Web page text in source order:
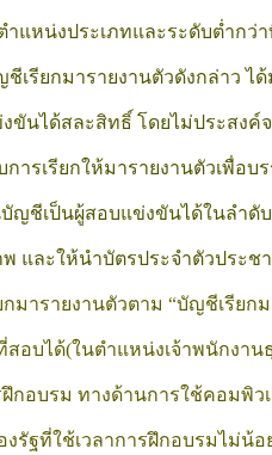
แหน่งประเภทและระดับต่ำกว่
เรียกมารายงานตัวดังกล่าว
ขันได้สละสิทธิ์ โดยไม่ประสง
ารเรียกให้มารายงานตัวเพื่อ
ญชีเป็นผู้สอบแข่งขันได้ในลำ
และให้นำบัตรประจำตัวประช
มารายงานตัวตาม “บัญชีเรียก
สอบได้(ในตำแหน่งเจ้าพนักงา
กอบรม ทางด้านการใช้คอมพิว
รัฐที่ใช้เวลาการฝึกอบรมไม่น้